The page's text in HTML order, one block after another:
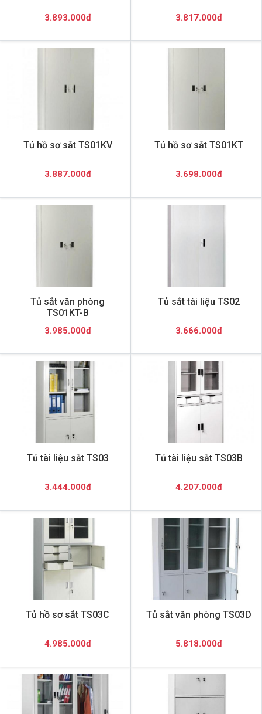
3.893.000đ 3.817.000đ
Tủ hồ sơ sắt TS01KV
3.887.000đ
Tủ hồ sơ sắt TS01KT
3.698.000đ
Tủ sắt văn phòng
TS01KT-B
3.985.000đ
Tủ sắt tài liệu TS02
3.666.000đ
Tủ tài liệu sắt TS03
3.444.000đ
Tủ tài liệu sắt TS03B
4.207.000đ
Tủ hồ sơ sắt TS03C
4.985.000đ
Tủ sắt văn phòng TS03D
5.818.000đ